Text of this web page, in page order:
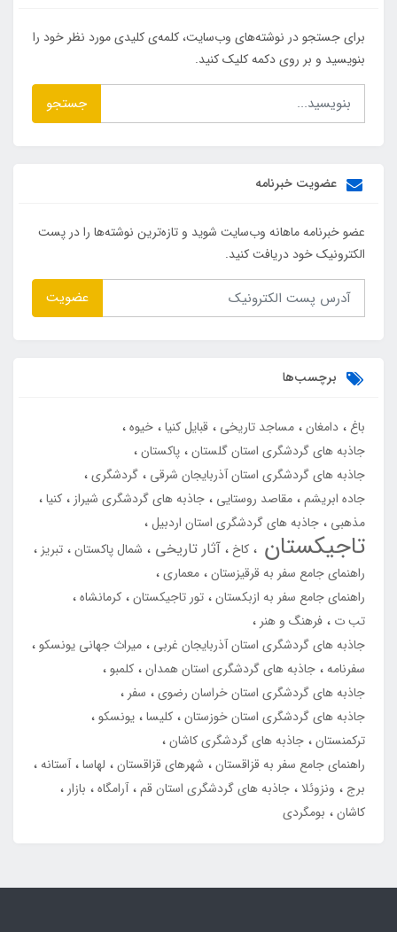
برای جستجو در نوشته‌های وب‌سایت، کلمه‌ی کلیدی مورد نظر خود را
بنویسید و بر روی دکمه کلیک کنید.
جستجو
عضویت خبرنامه
عضو خبرنامه ماهانه وب‌سایت شوید و تازه‌ترین نوشته‌ها را در پست
الکترونیک خود دریافت کنید.
عضویت
برچسب‌ها
باغ دامغان مساجد تاریخی قبایل کنیا خیوه
جاذبه های گردشگری استان گلستان پاکستان
جاذبه های گردشگری استان آذربایجان شرقی
گردشگری
جاده ابریشم مقاصد روستایی جاذبه های گردشگری شیراز
کنیا
مذهبی
جاذبه های گردشگری استان اردبیل
تاجیکستان کاخ آثار تاریخی شمال پاکستان تبریز
راهنمای جامع سفر به قرقیزستان معماری
راهنمای جامع سفر به ازبکستان تور تاجیکستان کرمانشاه
تب ت
فرهنگ و هنر
جاذبه های گردشگری استان آذربایجان غربی
میراث جهانی یونسکو
سفرنامه جاذبه های گردشگری استان همدان کلمبو
جاذبه های گردشگری استان خراسان رضوی
سفر
جاذبه های گردشگری استان خوزستان کلیسا یونسکو
ترکمنستان جاذبه های گردشگری کاشان
راهنمای جامع سفر به قزاقستان
شهرهای قزاقستان لهاسا آستانه
برج
ونزوئلا جاذبه های گردشگری استان قم آرامگاه
بازار
کاشان
بومگردی